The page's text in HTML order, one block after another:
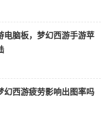
电脑板，梦幻西游手游苹
幻西游疲劳影响出图率吗